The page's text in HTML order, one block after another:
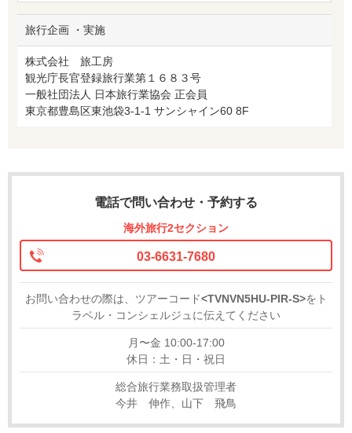
旅行企画 ・実施
株式会社 旅工房
観光庁長官登録旅行業第１６８３号
一般社団法人 日本旅行業協会 正会員
東京都豊島区東池袋3-1-1 サンシャイン60 8F
電話で問い合わせ・予約する
海外旅行2セクション
03-6631-7680
お問い合わせの際は、ツアーコード<TVNVN5HU-PIR-S>をト
ラベル・コンシェルジュに伝えてください
月〜金 10:00-17:00
休日：土・日・祝日
総合旅行業務取扱管理者
今井 伸作、山下 飛鳥